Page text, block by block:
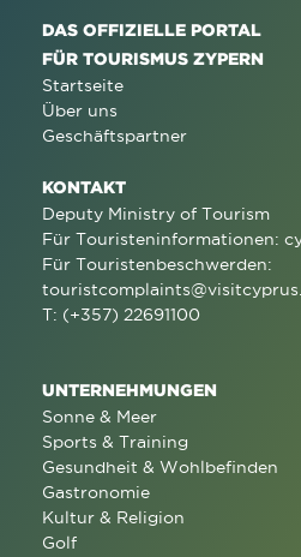
DAS OFFIZIELLE PORTAL
FÜR TOURISMUS ZYPERN
Startseite
Über uns
Geschäftspartner
KONTAKT
Deputy Ministry of Tourism
Für Touristeninformationen:
Für Touristenbeschwerden:
T: (+357) 22691100
UNTERNEHMUNGEN
Sonne & Meer
Sports & Training
Gesundheit & Wohlbefinden
Gastronomie
Kultur & Religion
Golf